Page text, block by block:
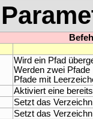
Wird ein Pfad
Werden zwei
Pfade mit
Aktiviert eine
Setzt das
Setzt das